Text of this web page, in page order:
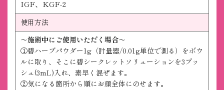
IGF、 KGF-2
使用方法
～施術中にご使用いただく場合～
①碧ハーブパウダー1g（計量器/0.01g単位で測る）をボウ
ルに取り、そこに碧シークレットソリューションを3プッ
シュ(3mL)入れ、素早く混ぜます。
②気になる箇所から順にお顔全体にのせます。